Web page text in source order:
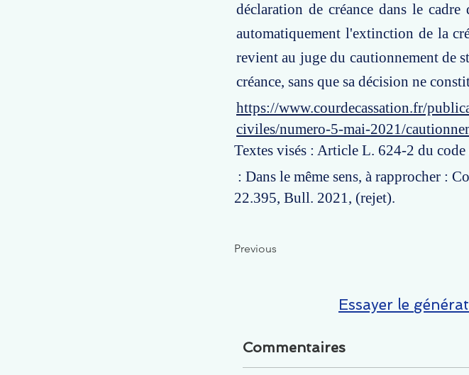
déclaration de créance dans le
automatiquement l'extinction de la
revient au juge du cautionnement de
créance, sans que sa décision ne
https://www.courdecassation.fr/
civiles/numero-5-mai-2021/
Textes visés : Article L. 624-2 du code
: Dans le même sens, à rapprocher :
22.395, Bull. 2021, (rejet).
Previous
Essayer le
Commentaires